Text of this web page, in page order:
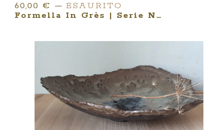
60,00 € — ESAURITO
Formella In Grès | Serie NATURA NATURATA